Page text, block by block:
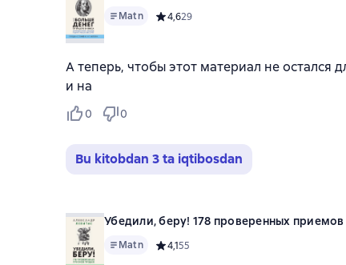
Matn Средний рейтинг 4,6 на основе 29
4,629
А теперь, чтобы этот материал не остался
и на
0 0
Bu kitobdan 3 ta iqtibosdan
Убедили, беру! 178 проверенных
Matn Средний рейтинг 4,1 на основе 55 оценок
4,155